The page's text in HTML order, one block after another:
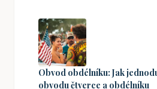
Obvod obdélníku: Jak
obvodu čtverce a obdélníku